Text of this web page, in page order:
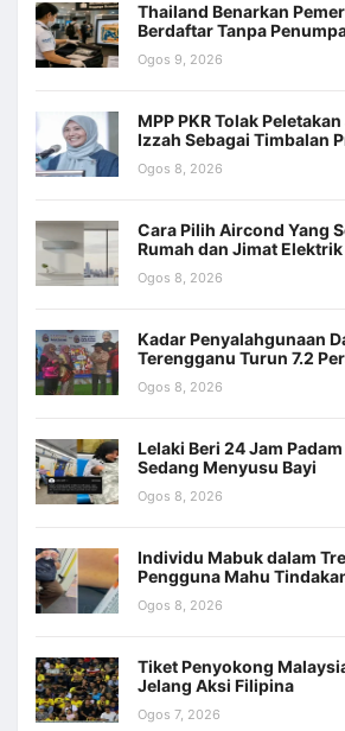
Thailand Benarkan
Berdaftar Tanpa
Ogos 9, 2026
MPP PKR Tolak
Izzah Sebagai Timbalan
Ogos 8, 2026
Cara Pilih Aircond Yang
Rumah dan Jimat Elektrik
Ogos 8, 2026
Kadar Penyalahgunaan
Terengganu Turun 7.2
Ogos 8, 2026
Lelaki Beri 24 Jam
Sedang Menyusu Bayi
Ogos 8, 2026
Individu Mabuk dalam
Pengguna Mahu
Ogos 8, 2026
Tiket Penyokong
Jelang Aksi Filipina
Ogos 7, 2026